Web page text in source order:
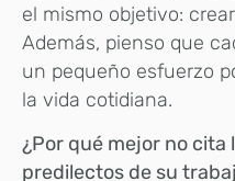
el mismo objetivo:
Además, pienso que
un pequeño esfuerzo
la vida cotidiana.
¿Por qué mejor no cita
predilectos de su